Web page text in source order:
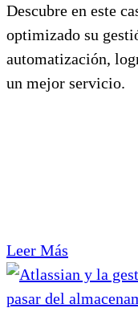
Descubre en este
optimizado su
automatización,
un mejor servicio.
Leer Más